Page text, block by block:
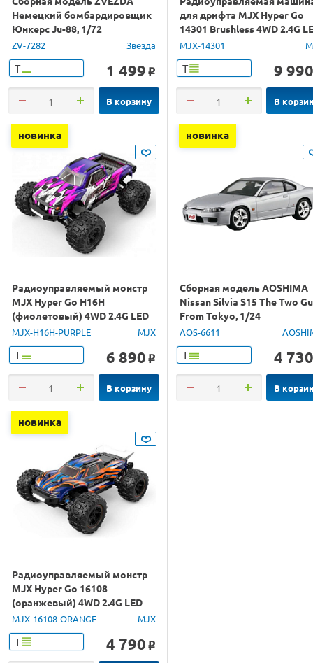
Немецкий бомбардировщик
Юнкерс Ju-88, 1/72
ZV-7282 Звезда
Т 1 499 o
В корзину
для дрифта MJX Hyper Go
14301 Brushless 4WD 2.4G
1/14 RTR
MJX-14301
Т 9 990
В
новинка
Радиоуправляемый монстр
MJX Hyper Go H16H
(фиолетовый) 4WD 2.4G LED
GPS 1/16 RTR
MJX-H16H-PURPLE MJX
Т 6 890 o
В корзину
новинка
Сборная модель AOSHIMA
Nissan Silvia S15 The Two
From Tokyo, 1/24
AOS-6611
Т 4 730
В
новинка
Радиоуправляемый монстр
MJX Hyper Go 16108
(оранжевый) 4WD 2.4G LED
1/16 RTR
MJX-16108-ORANGE MJX
Т 4 790 o